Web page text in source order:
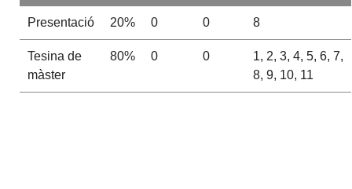
Presentació 20% 0 0 8
Tesina de
màster
80% 0 0
1, 2, 3, 4, 5, 6, 7,
8, 9, 10, 11